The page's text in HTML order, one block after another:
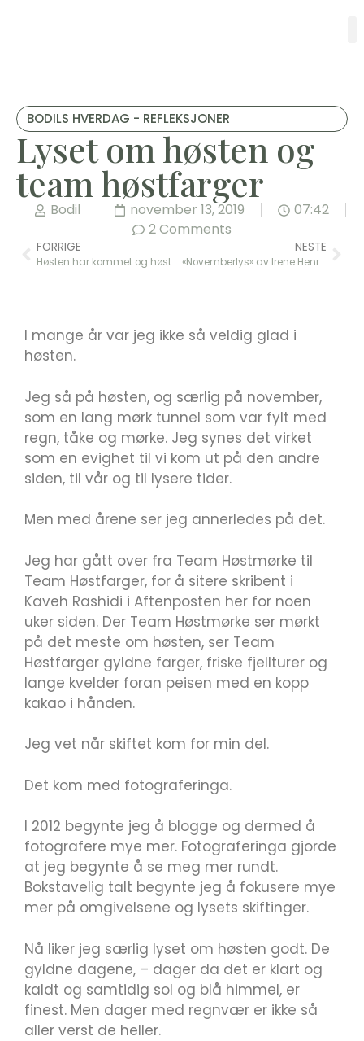
BODILS HVERDAG - REFLEKSJONER
Lyset om høsten og
team høstfarger
Bodil november 13, 2019
07:42
2 Comments
FORRIGE
Høsten har kommet og høsten har gått
NESTE
«Novemberlys» av Irene Henrysson – dikt
I mange år var jeg ikke så veldig glad i
høsten.
Jeg så på høsten, og særlig på november,
som en lang mørk tunnel som var fylt med
regn, tåke og mørke. Jeg synes det virket
som en evighet til vi kom ut på den andre
siden, til vår og til lysere tider.
Men med årene ser jeg annerledes på det.
Jeg har gått over fra Team Høstmørke til
Team Høstfarger, for å sitere skribent i
Kaveh Rashidi i Aftenposten her for noen
uker siden. Der Team Høstmørke ser mørkt
på det meste om høsten, ser Team
Høstfarger gyldne farger, friske fjellturer og
lange kvelder foran peisen med en kopp
kakao i hånden.
Jeg vet når skiftet kom for min del.
Det kom med fotograferinga.
I 2012 begynte jeg å blogge og dermed å
fotografere mye mer. Fotograferinga gjorde
at jeg begynte å se meg mer rundt.
Bokstavelig talt begynte jeg å fokusere mye
mer på omgivelsene og lysets skiftinger.
Nå liker jeg særlig lyset om høsten godt. De
gyldne dagene, – dager da det er klart og
kaldt og samtidig sol og blå himmel, er
finest. Men dager med regnvær er ikke så
aller verst de heller.